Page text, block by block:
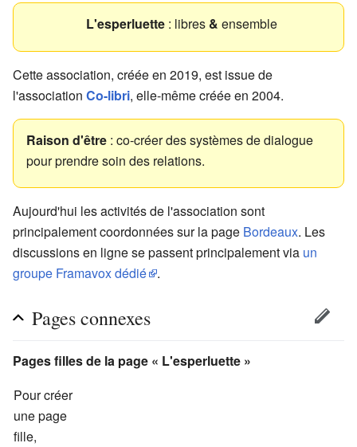
L'esperluette : libres & ensemble
Cette association, créée en 2019, est issue de
l'association Co-libri, elle-même créée en 2004.
Raison d'être : co-créer des systèmes de dialogue
pour prendre soin des relations.
Aujourd'hui les activités de l'association sont
principalement coordonnées sur la page Bordeaux. Les
discussions en ligne se passent principalement via un
groupe Framavox dédié
.
Pages connexes
Pages filles de la page « L'esperluette »
Pour créer
une page
fille,